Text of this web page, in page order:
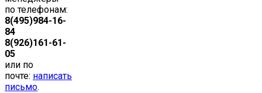
по телефонам:
8(495)984-16-
84
8(926)161-61-
05
или по
почте: написать
письмо.